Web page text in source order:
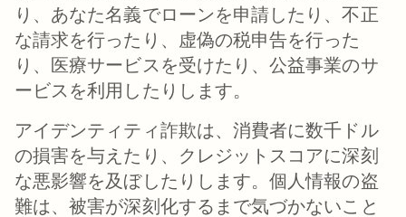
り、あなた名義でローンを申請したり、不正
な請求を行ったり、虚偽の税申告を行った
り、医療サービスを受けたり、公益事業のサ
ービスを利用したりします。
アイデンティティ詐欺は、消費者に数千ドル
の損害を与えたり、クレジットスコアに深刻
な悪影響を及ぼしたりします。個人情報の盗
難は、被害が深刻化するまで気づかないこと